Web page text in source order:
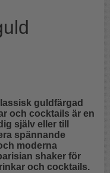
guldfärgad
och cocktails är en
själv eller till
spännande
moderna
shaker för
och cocktails.